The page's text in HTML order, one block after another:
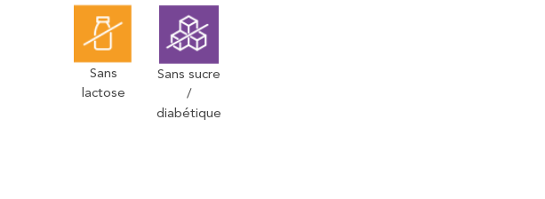
Sans
lactose
Sans sucre
/
diabétique